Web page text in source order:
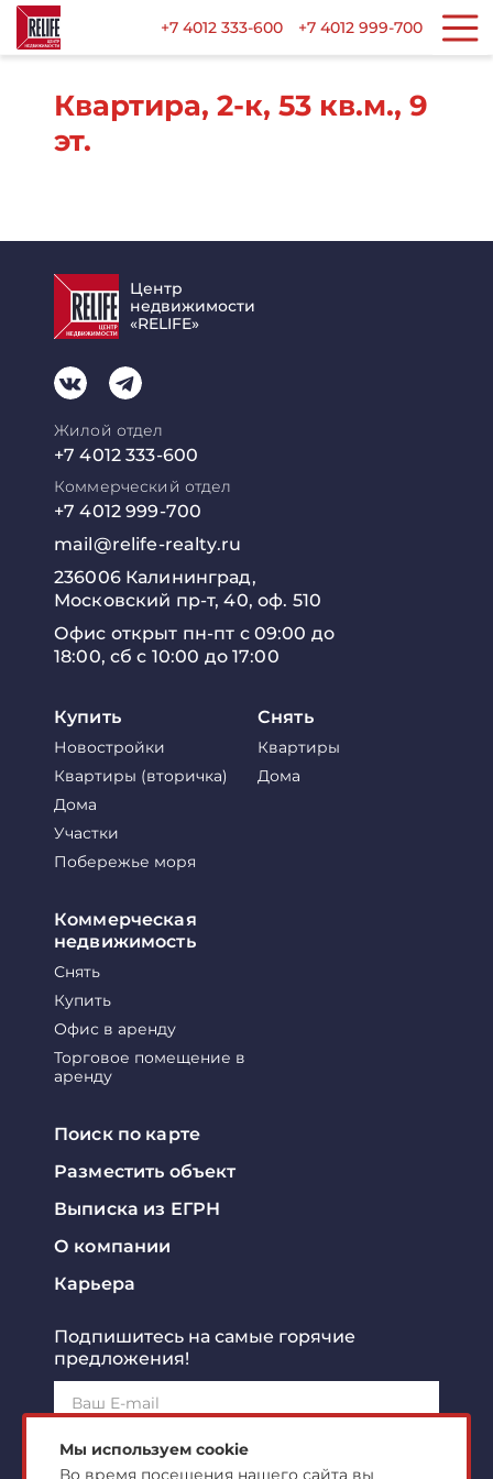
+7 4012 333-600 +7 4012 999-700
Квартира, 2-к, 53 кв.м., 9
эт.
Центр
недвижимости
«RELIFE»
Жилой отдел
+7 4012 333-600
Коммерческий отдел
+7 4012 999-700
mail@relife-realty.ru
236006 Калининград,
Московский пр-т, 40, оф. 510
Офис открыт пн-пт с 09:00 до
18:00, сб с 10:00 до 17:00
Купить
Новостройки
Квартиры (вторичка)
Дома
Участки
Побережье моря
Снять
Квартиры
Дома
Коммерческая
недвижимость
Снять
Купить
Офис в аренду
Торговое помещение в
аренду
Поиск по карте
Разместить объект
Выписка из ЕГРН
О компании
Карьера
Подпишитесь на самые горячие
предложения!
Подписаться!
Мы используем cookie
Во время посещения нашего сайта вы